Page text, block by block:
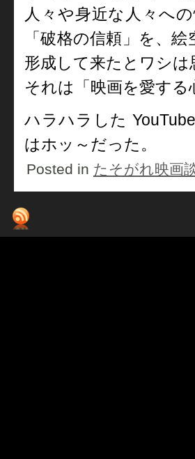
人々や身近な人々へ
「破格の信頼」を、絵
形成して来たとワシは
それは「映画を愛す
ハラハラした
はホッ～だった。
Posted in たそがれ映画